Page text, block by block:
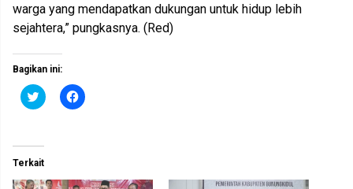
warga yang mendapatkan dukungan untuk hidup lebih
sejahtera,” pungkasnya. (Red)
Bagikan ini:
K
l
n
t
u
k
K
l
k
Terkait